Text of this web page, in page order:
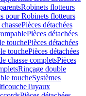
Robinets flotteurs
pour Robinets flotteurs
Pièces détachées
Pièces détachées
touchePièces détachées
touchePièces détachées
chasse completsPièces
Rinçage double
toucheSystèmes
Tuyaux